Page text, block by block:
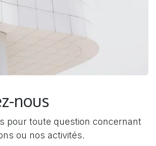
nous
pour toute question concernant
ou nos activités.